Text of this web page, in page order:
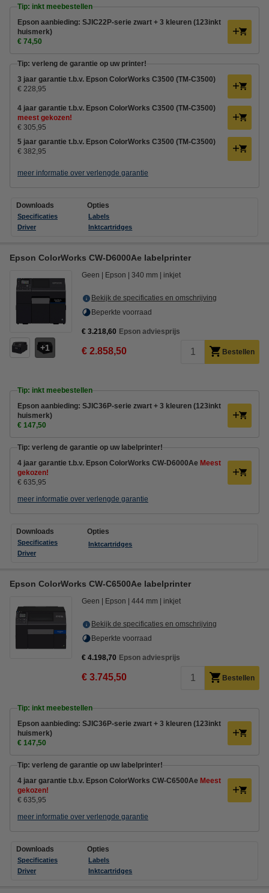
Tip: inkt meebestellen
Epson aanbieding: SJIC22P-serie zwart + 3 kleuren (123inkt
huismerk)
€ 74,50
Tip: verleng de garantie op uw printer!
3 jaar garantie t.b.v. Epson ColorWorks C3500 (TM-C3500)
€ 228,95
4 jaar garantie t.b.v. Epson ColorWorks C3500 (TM-C3500)
meest gekozen!
€ 305,95
5 jaar garantie t.b.v. Epson ColorWorks C3500 (TM-C3500)
€ 382,95
meer informatie over verlengde garantie
Downloads
Specificaties
Driver
Opties
Labels
Inktcartridges
Epson ColorWorks CW-D6000Ae labelprinter
1
Geen Epson 340 mm inkjet
Bekijk de specificaties en omschrijving
Beperkte voorraad
€ 3.218,60 Epson adviesprijs
€ 2.858,50 Bestellen
Tip: inkt meebestellen
Epson aanbieding: SJIC36P-serie zwart + 3 kleuren (123inkt
huismerk)
€ 147,50
Tip: verleng de garantie op uw labelprinter!
4 jaar garantie t.b.v. Epson ColorWorks CW-D6000Ae Meest
gekozen!
€ 635,95
meer informatie over verlengde garantie
Downloads
Specificaties
Driver
Opties
Inktcartridges
Epson ColorWorks CW-C6500Ae labelprinter
Geen Epson 444 mm inkjet
Bekijk de specificaties en omschrijving
Beperkte voorraad
€ 4.198,70 Epson adviesprijs
€ 3.745,50 Bestellen
Tip: inkt meebestellen
Epson aanbieding: SJIC36P-serie zwart + 3 kleuren (123inkt
huismerk)
€ 147,50
Tip: verleng de garantie op uw labelprinter!
4 jaar garantie t.b.v. Epson ColorWorks CW-C6500Ae Meest
gekozen!
€ 635,95
meer informatie over verlengde garantie
Downloads
Specificaties
Driver
Opties
Labels
Inktcartridges